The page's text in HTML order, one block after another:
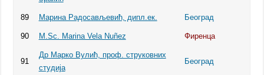
89 Марина Радосављевић, дипл.ек. Београд
90 M.Sc. Marina Vela Nuñez Фиренца
91
Др Марко Вулић, проф. струковних
студија
Београд